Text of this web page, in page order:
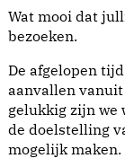
Wat mooi dat
bezoeken.
De afgelopen
aanvallen
gelukkig zijn we
de doelstelling
mogelijk maken.